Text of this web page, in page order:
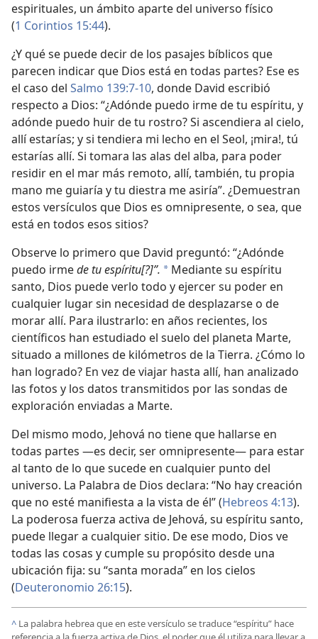
espirituales, un ámbito aparte del universo físico
(1 Corintios 15:44).
¿Y qué se puede decir de los pasajes bíblicos que
parecen indicar que Dios está en todas partes? Ese es
el caso del Salmo 139:7-10, donde David escribió
respecto a Dios: “¿Adónde puedo irme de tu espíritu, y
adónde puedo huir de tu rostro? Si ascendiera al cielo,
allí estarías; y si tendiera mi lecho en el Seol, ¡mira!, tú
estarías allí. Si tomara las alas del alba, para poder
residir en el mar más remoto, allí, también, tu propia
mano me guiaría y tu diestra me asiría”. ¿Demuestran
estos versículos que Dios es omnipresente, o sea, que
está en todos esos sitios?
Observe lo primero que David preguntó: “¿Adónde
puedo irmede tu espíritu[?]”. * Mediante su espíritu
santo, Dios puede verlo todo y ejercer su poder en
cualquier lugar sin necesidad de desplazarse o de
morar allí. Para ilustrarlo: en años recientes, los
científicos han estudiado el suelo del planeta Marte,
situado a millones de kilómetros de la Tierra. ¿Cómo lo
han logrado? En vez de viajar hasta allí, han analizado
las fotos y los datos transmitidos por las sondas de
exploración enviadas a Marte.
Del mismo modo, Jehová no tiene que hallarse en
todas partes —es decir, ser omnipresente— para estar
al tanto de lo que sucede en cualquier punto del
universo. La Palabra de Dios declara: “No hay creación
que no esté manifiesta a la vista de él” (Hebreos 4:13).
La poderosa fuerza activa de Jehová, su espíritu santo,
puede llegar a cualquier sitio. De ese modo, Dios ve
todas las cosas y cumple su propósito desde una
ubicación fija: su “santa morada” en los cielos
(Deuteronomio 26:15).
^ La palabra hebrea que en este versículo se traduce “espíritu” hace